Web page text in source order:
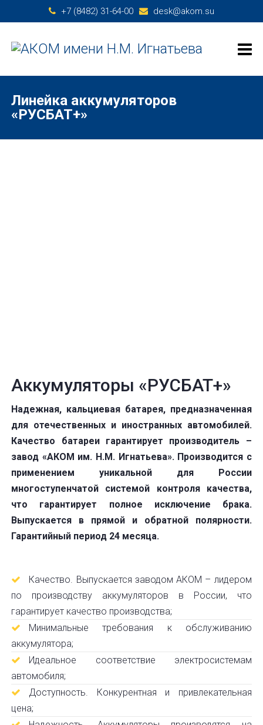
+7 (8482) 31-64-00 desk@akom.su
Линейка аккумуляторов
«РУСБАТ+»
Аккумуляторы «РУСБАТ+»
Надежная, кальциевая батарея, предназначенная
для отечественных и иностранных автомобилей.
Качество батареи гарантирует производитель –
завод «АКОМ им. Н.М. Игнатьева». Производится с
применением уникальной для России
многоступенчатой системой контроля качества,
что гарантирует полное исключение брака.
Выпускается в прямой и обратной полярности.
Гарантийный период 24 месяца.
Качество. Выпускается заводом АКОМ – лидером
по производству аккумуляторов в России, что
гарантирует качество производства;
Минимальные требования к обслуживанию
аккумулятора;
Идеальное соответствие электросистемам
автомобиля;
Доступность. Конкурентная и привлекательная
цена;